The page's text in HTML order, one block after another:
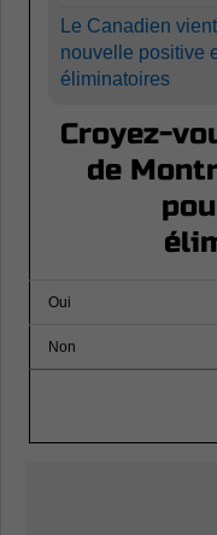
Le Canadien
nouvelle positive
éliminatoires
Croyez-
de
Oui
Non